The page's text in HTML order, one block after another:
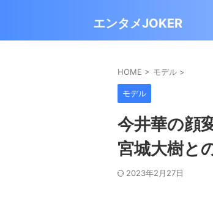
エンタメJOKER
HOME > モデル >
モデル
今井華の顔
宮城大樹と
2023年2月27日